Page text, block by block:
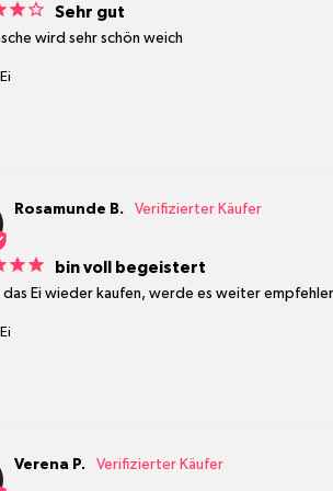
Sehr gut
wird sehr schön weich
Rosamunde B.
bin voll begeistert
das Ei wieder kaufen, werde es weiter
Verena P.